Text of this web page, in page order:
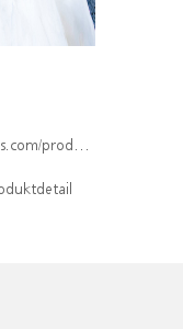
isin/DE000WA702B2